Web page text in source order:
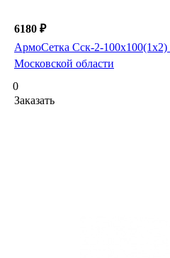
6180 ₽
АрмоСетка Сск-2-
Московской области
0
Заказать